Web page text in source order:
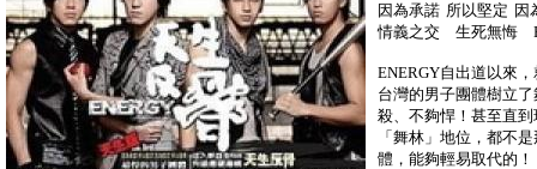
因為承諾 所以堅定
情義之交 生死無悔
ENERGY自出道以來
台灣的男子團體樹立
殺、不夠悍！甚至直
「舞林」地位，都不
體，能夠輕易取代的！